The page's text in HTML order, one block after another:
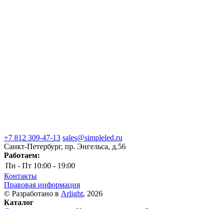
+7 812 309-47-13 sales@simpleled.ru
Санкт-Петербург, пр. Энгельса, д.56
Работаем:
Пн - Пт 10:00 - 19:00
Контакты
Правовая информация
© Разработано в Arlight, 2026
Каталог